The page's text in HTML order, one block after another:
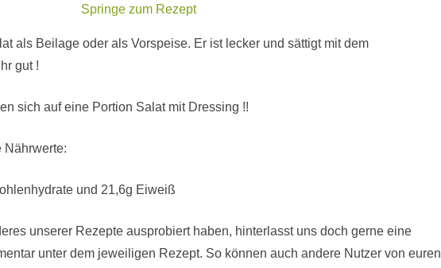
Springe zum Rezept
als Beilage oder als Vorspeise. Er ist lecker und sättigt mit dem
gut !
sich auf eine Portion Salat mit Dressing !!
Nährwerte:
und 21,6g Eiweiß
unserer Rezepte ausprobiert haben, hinterlasst uns doch gerne eine
unter dem jeweiligen Rezept. So können auch andere Nutzer von euren